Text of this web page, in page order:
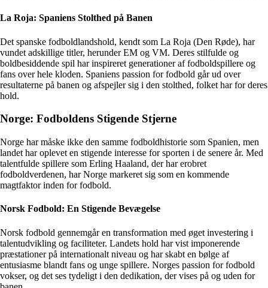
La Roja: Spaniens Stolthed på Banen
Det spanske fodboldlandshold, kendt som La Roja (Den Røde), har
vundet adskillige titler, herunder EM og VM. Deres stilfulde og
boldbesiddende spil har inspireret generationer af fodboldspillere og
fans over hele kloden. Spaniens passion for fodbold går ud over
resultaterne på banen og afspejler sig i den stolthed, folket har for deres
hold.
Norge: Fodboldens Stigende Stjerne
Norge har måske ikke den samme fodboldhistorie som Spanien, men
landet har oplevet en stigende interesse for sporten i de senere år. Med
talentfulde spillere som Erling Haaland, der har erobret
fodboldverdenen, har Norge markeret sig som en kommende
magtfaktor inden for fodbold.
Norsk Fodbold: En Stigende Bevægelse
Norsk fodbold gennemgår en transformation med øget investering i
talentudvikling og faciliteter. Landets hold har vist imponerende
præstationer på internationalt niveau og har skabt en bølge af
entusiasme blandt fans og unge spillere. Norges passion for fodbold
vokser, og det ses tydeligt i den dedikation, der vises på og uden for